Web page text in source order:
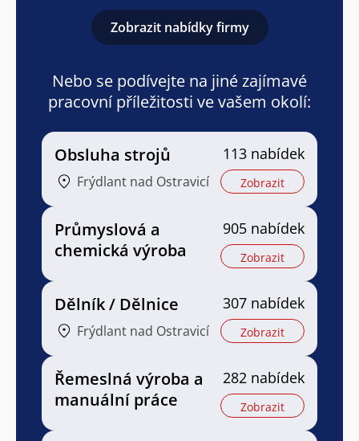
Zobrazit nabídky firmy
Nebo se podívejte na jiné zajímavé
pracovní příležitosti ve vašem okolí:
Obsluha strojů
Frýdlant nad Ostravicí
113 nabídek
Zobrazit
Průmyslová a
chemická výroba
905 nabídek
Zobrazit
Dělník / Dělnice
Frýdlant nad Ostravicí
307 nabídek
Zobrazit
Řemeslná výroba a
manuální práce
282 nabídek
Zobrazit